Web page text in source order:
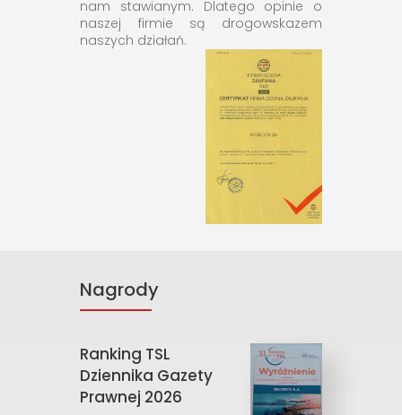
nam stawianym. Dlatego opinie o
naszej firmie są drogowskazem
naszych działań.
Nagrody
Ranking TSL
Dziennika Gazety
Prawnej 2026